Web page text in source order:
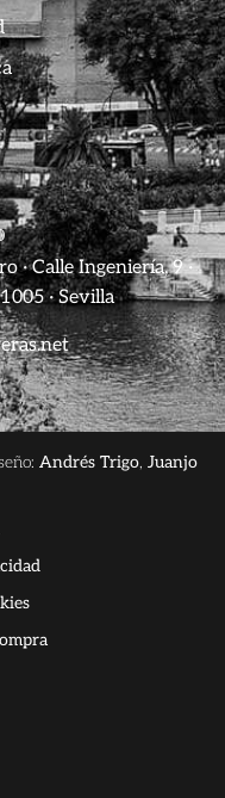
· Calle Ingeniería, 9 ·
· Sevilla
Andrés Trigo, Juanjo